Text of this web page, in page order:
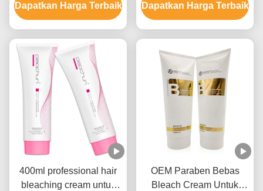
Rambut GMPC Approval
Dapatkan Harga Terbaik
Penggunaan Salon 9
Level
Dapatkan Harga Terbaik
400ml professional hair
bleaching cream untuk
OEM Paraben Bebas
Bleach Cream Untuk